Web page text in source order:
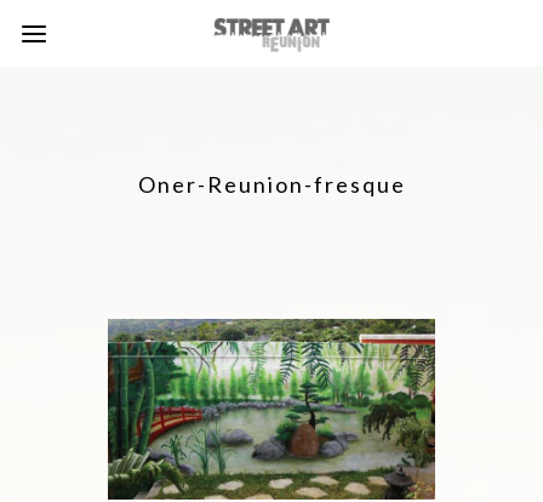
Oner-Reunion-fresque